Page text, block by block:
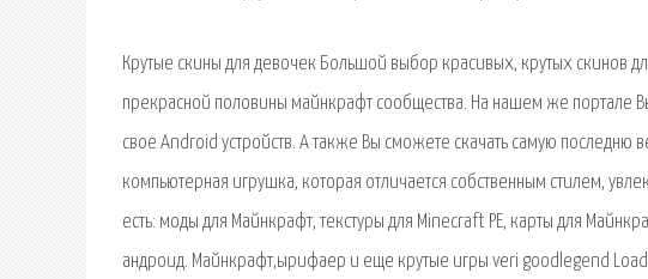
Крутые скины для девочек Большой выбор красивых, крутых скинов
прекрасной половины майнкрафт сообщества. На нашем же портале
свое Android устройств. А также Вы сможете скачать самую
компьютерная игрушка, которая отличается собственным стилем,
есть: моды для Майнкрафт, текстуры для Minecraft PE, карты для
андроид. Майнкрафт,ырифаер и еще крутые игры veri goodlegend